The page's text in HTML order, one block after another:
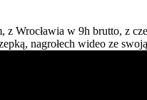
Wrocławia w 9h brutto, z
nagrołech wideo ze